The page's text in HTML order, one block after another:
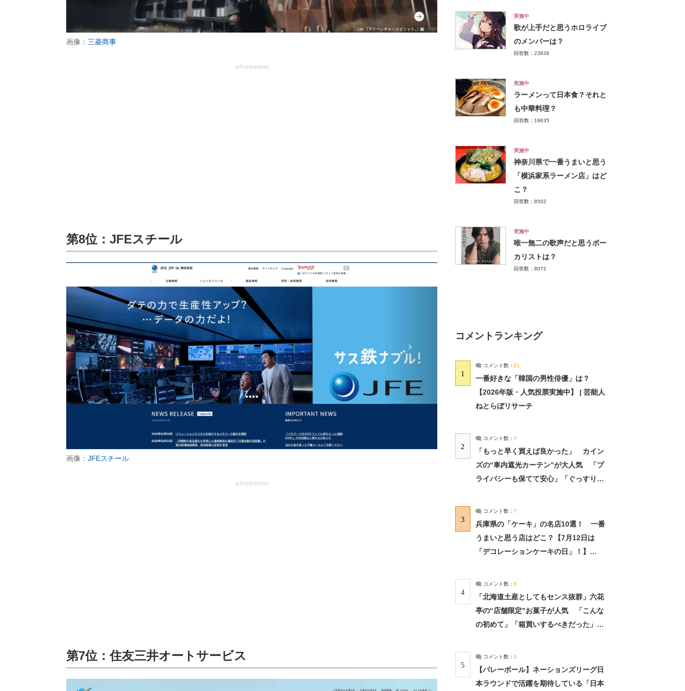
画像： 三菱商事
advertisement
第8位：JFEスチール
画像： JFEスチール
advertisement
第7位：住友三井オートサービス
実施中
歌が上手だと思うホロライブ
のメンバーは？
回答数：23836
実施中
ラーメンって日本食？それと
も中華料理？
回答数：19635
実施中
神奈川県で一番うまいと思う
「横浜家系ラーメン店」はど
こ？
回答数：8502
実施中
唯一無二の歌声だと思うボー
カリストは？
回答数：8072
コメントランキング
1
コメント数： 21
一番好きな「韓国の男性俳優」は？
【2026年版・人気投票実施中】 | 芸能人
ねとらぼリサーチ
2
コメント数： 7
「もっと早く買えば良かった」 カイン
ズの“車内遮光カーテン”が大人気 「プ
ライバシーも保てて安心」「ぐっすり眠
3
コメント数： 7
兵庫県の「ケーキ」の名店10選！ 一番
うまいと思う店はどこ？【7月12日は
「デコレーションケーキの日」！】
4
コメント数： 5
「北海道土産としてもセンス抜群」六花
亭の“店舗限定”お菓子が人気 「こんな
の初めて」「箱買いするべきだった」
5
コメント数： 3
【バレーボール】ネーションズリーグ日
本ラウンドで活躍を期待している「日本